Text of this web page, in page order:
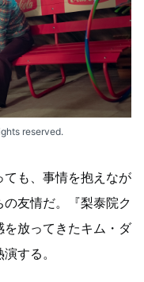
reserved.
も、事情を抱えなが
友情だ。『梨泰院ク
放ってきたキム・ダ
する。